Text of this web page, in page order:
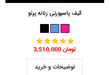
کیف پاسپورتی زنانه پرتو
3,510,000 تومان
توضیحات و خرید